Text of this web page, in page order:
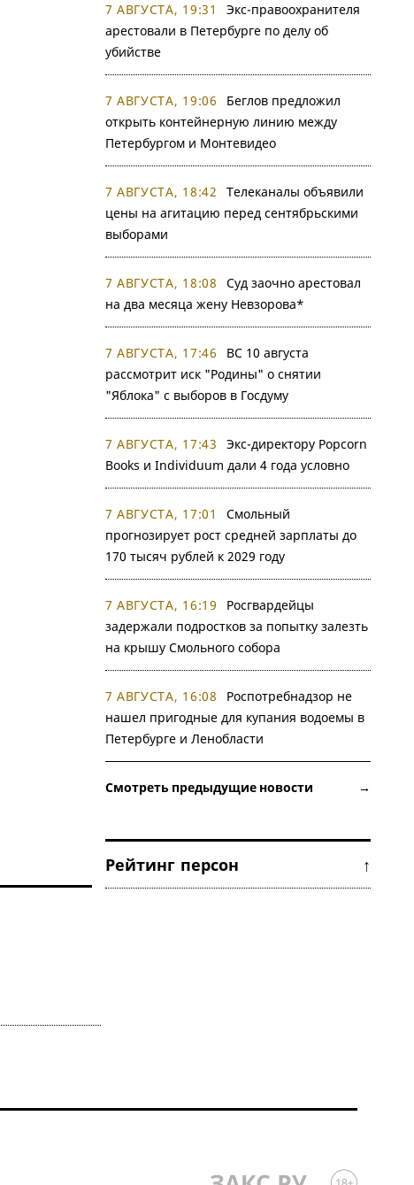
7 АВГУСТА, 19:31
Экс-правоохранителя
арестовали в Петербурге по делу об
убийстве
7 АВГУСТА, 19:06
Беглов предложил
открыть контейнерную линию между
Петербургом и Монтевидео
7 АВГУСТА, 18:42
Телеканалы объявили
цены на агитацию перед сентябрьскими
выборами
7 АВГУСТА, 18:08
Суд заочно арестовал
на два месяца жену Невзорова*
7 АВГУСТА, 17:46
ВС 10 августа
рассмотрит иск "Родины" о снятии
"Яблока" с выборов в Госдуму
7 АВГУСТА, 17:43
Экс-директору Popcorn
Books и Individuum дали 4 года условно
7 АВГУСТА, 17:01
Смольный
прогнозирует рост средней зарплаты до
170 тысяч рублей к 2029 году
7 АВГУСТА, 16:19
Росгвардейцы
задержали подростков за попытку залезть
на крышу Смольного собора
7 АВГУСТА, 16:08
Роспотребнадзор не
нашел пригодные для купания водоемы в
Петербурге и Ленобласти
Смотреть предыдущие новости →
Рейтинг персон ↑